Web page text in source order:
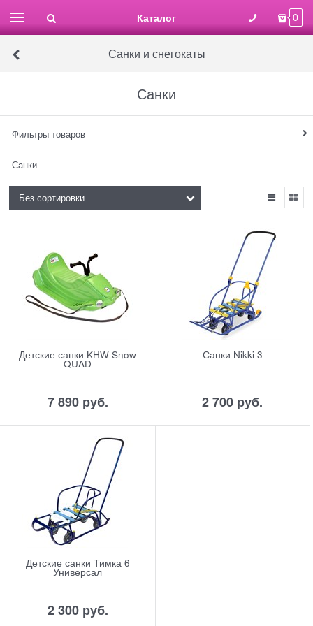
Каталог 0
Санки и снегокаты
Санки
Фильтры товаров
Санки
Детские санки KHW Snow
QUAD
7 890 руб.
Санки Nikki 3
2 700 руб.
Детские санки Тимка 6
Универсал
2 300 руб.